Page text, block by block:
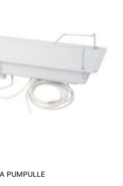
PUMPULLE